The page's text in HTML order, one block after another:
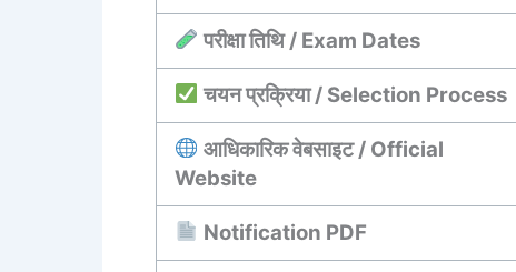
परीक्षा तिथि / Exam Dates
चयन प्रक्रिया / Selection Process
आधिकारिक वेबसाइट / Official
Website
Notification PDF